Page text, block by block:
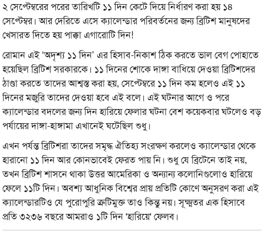
২ সেপ্টেম্বরের পরের তারিখটি ১১ দিন কেটে দিয়ে নির্ধারণ করা হয় ১৪
সেপ্টেম্বর। আর দেরিতে এসে ক্যালেন্ডার পরিবর্তনের জন্য ব্রিটিশ মানুষদের
খেসারত দিতে হয় পাক্কা এগারোটি দিন!
রোমান এই ‘অদৃশ্য ১১ দিন’ এর হিসাব-নিকাশ ঠিক করতে ভাল বেগ পোহাতে
হয়েছিল ব্রিটিশ সরকারকে। ১১ দিনের শোকে দাঙ্গা বাধিয়ে দেওয়া ব্রিটিশদের
ঠাণ্ডা করতে তাদের আশ্বস্ত করা হয়, সেপ্টেম্বরে ১১ দিন কম হলেও এই ১১
দিনের মজুরি তাদের দেওয়া হবে এই বলে। এই ঘটনার আগে ও পরে
ক্যালেন্ডার বদলের জন্য দিন হারিয়ে ফেলার ঘটনা বেশ কয়েকবার ঘটলেও বড়
পর্যায়ের দাঙ্গা-হাঙ্গামা এখানেই ঘটেছিল শুধু।
এখন পর্যন্ত ব্রিটিশরা তাদের সমৃদ্ধ ঐতিহ্য সংরক্ষণ করলেও ক্যালেন্ডার থেকে
হারানো ১১ দিন আর কোনভাবেই ফেরত পায় নি। শুধু যে ব্রিটেনে তাই নয়,
তখন ব্রিটিশ শাসনে থাকা উত্তর আমেরিকা ও অন্যান্য কলোনিগুলোও হারিয়ে
ফেলে ১১টি দিন। অবশ্য আধুনিক বিশ্বের প্রায় প্রতিটি কোণে অনুসরণ করা এই
ক্যালেন্ডারটিও যে পুরোপুরি ত্রুটিমুক্ত তাও কিন্তু নয়। সূক্ষ্মতর এক হিসাবে
প্রতি ৩২৩৬ বছরে আমরাও ১টি দিন 'হারিয়ে' ফেলব।